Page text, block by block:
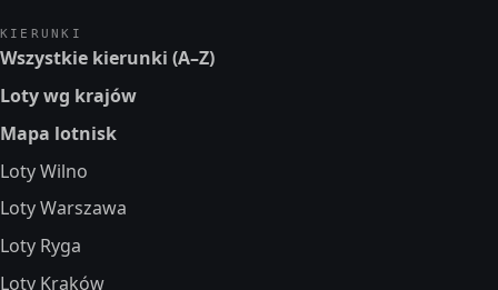
KIERUNKI
Wszystkie kierunki (A–Z)
Loty wg krajów
Mapa lotnisk
Loty Wilno
Loty Warszawa
Loty Ryga
Loty Kraków